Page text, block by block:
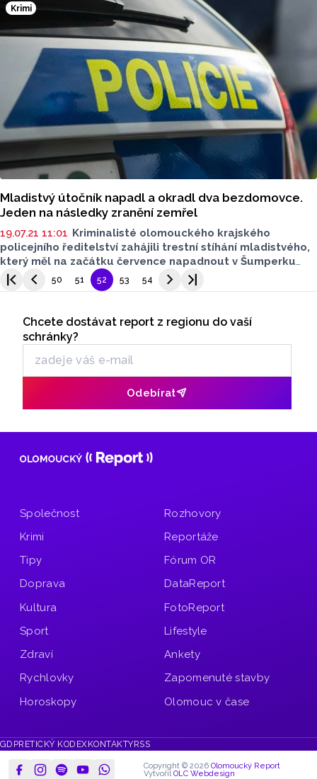
Krimi
Mladistvý útočník napadl a okradl dva bezdomovce.
Jeden na následky zranění zemřel
19.07.21 11:01 Kriminalisté olomouckého krajského
policejního ředitelství zahájili trestní stíhání mladistvého,
který měl na začátku července napadnout v Šumperku
dva bezdomovce a jednoho z nich okrást. Jeden
z poškozených mužů na poté na následky zranění zemřel.
mu poloviční trestní sazba, tedy trest odnětí svobody
na čtyři až osm let.
50 51 52 53 54
Odběr newsletteru
Chcete dostávat report z regionu do vaší
schránky?
Odebírat
Společnost
Krimi
Tipy
Doprava
Kultura
Sport
Zdraví
Rychlovky
Horoskopy
Rozhovory
Reportáže
Fórum OR
DataReport
FotoReport
Lifestyle
Ankety
Zapomenuté stavby
Olomouc v čase
GDPR ETICKÝ KODEX KONTAKTY RSS
Copyright © 2026 Olomoucký Report
VytvořilOLC Webdesign